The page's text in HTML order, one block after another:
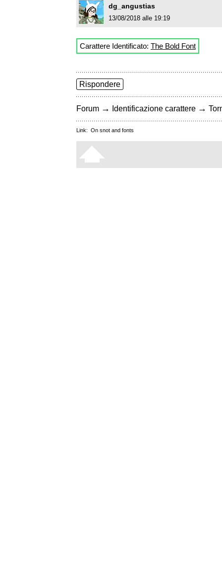
dg_angustias
13/08/2018 alle 19:19
Carattere Identificato: The Bold Font
Rispondere
Forum → Identificazione carattere →
Link: On snot and fonts